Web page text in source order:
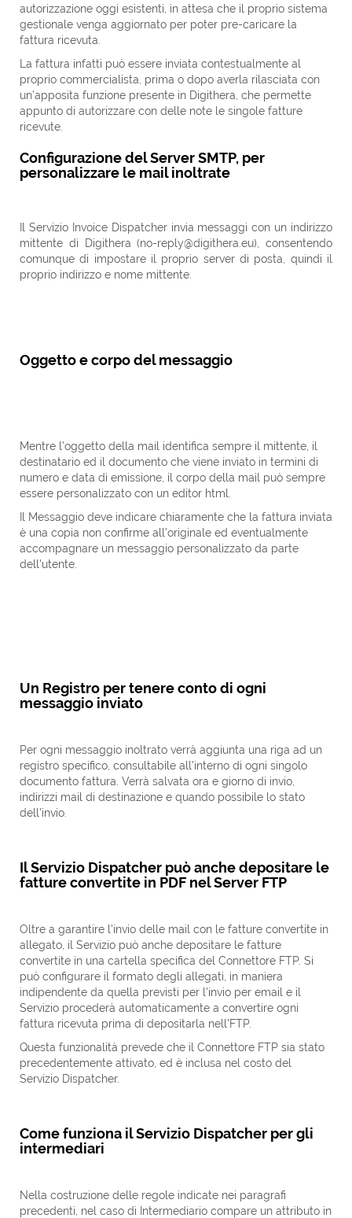
autorizzazione oggi esistenti, in attesa che il proprio sistema
gestionale venga aggiornato per poter pre-caricare la
fattura ricevuta.
La fattura infatti può essere inviata contestualmente al
proprio commercialista, prima o dopo averla rilasciata con
un’apposita funzione presente in Digithera, che permette
appunto di autorizzare con delle note le singole fatture
ricevute.
Configurazione del Server SMTP, per
personalizzare le mail inoltrate
Il Servizio Invoice Dispatcher invia messaggi con un indirizzo
mittente di Digithera (no-reply@digithera.eu), consentendo
comunque di impostare il proprio server di posta, quindi il
proprio indirizzo e nome mittente.
Oggetto e corpo del messaggio
Mentre l’oggetto della mail identifica sempre il mittente, il
destinatario ed il documento che viene inviato in termini di
numero e data di emissione, il corpo della mail può sempre
essere personalizzato con un editor html.
Il Messaggio deve indicare chiaramente che la fattura inviata
è una copia non confirme all'originale ed eventualmente
accompagnare un messaggio personalizzato da parte
dell'utente.
Un Registro per tenere conto di ogni
messaggio inviato
Per ogni messaggio inoltrato verrà aggiunta una riga ad un
registro specifico, consultabile all'interno di ogni singolo
documento fattura. Verrà salvata ora e giorno di invio,
indirizzi mail di destinazione e quando possibile lo stato
dell'invio.
Il Servizio Dispatcher può anche depositare le
fatture convertite in PDF nel Server FTP
Oltre a garantire l'invio delle mail con le fatture convertite in
allegato, il Servizio può anche depositare le fatture
convertite in una cartella specifica del Connettore FTP. Si
può configurare il formato degli allegati, in maniera
indipendente da quella previsti per l'invio per email e il
Servizio procederà automaticamente a convertire ogni
fattura ricevuta prima di depositarla nell'FTP.
Questa funzionalità prevede che il Connettore FTP sia stato
precedentemente attivato, ed è inclusa nel costo del
Servizio Dispatcher.
Come funziona il Servizio Dispatcher per gli
intermediari
Nella costruzione delle regole indicate nei paragrafi
precedenti, nel caso di Intermediario compare un attributo in